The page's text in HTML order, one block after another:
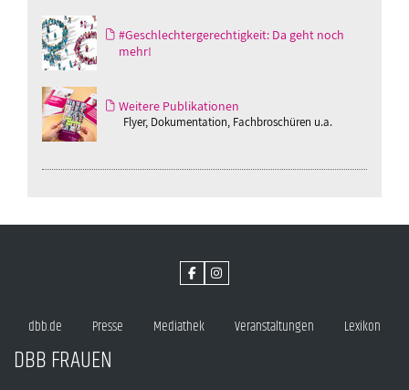
#Geschlechtergerechtigkeit: Da geht noch
mehr!
Weitere Publikationen
Flyer, Dokumentation, Fachbroschüren u.a.
dbb.de Presse Mediathek Veranstaltungen Lexikon
DBB FRAUEN